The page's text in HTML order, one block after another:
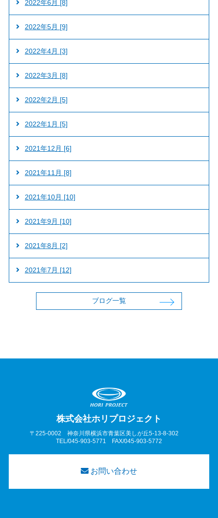
2022年6月 [8]
2022年5月 [9]
2022年4月 [3]
2022年3月 [8]
2022年2月 [5]
2022年1月 [5]
2021年12月 [6]
2021年11月 [8]
2021年10月 [10]
2021年9月 [10]
2021年8月 [2]
2021年7月 [12]
ブログ一覧
株式会社ホリプロジェクト
〒225-0002 神奈川県横浜市青葉区美しが丘5-13-8-302
TEL/045-903-5771 FAX/045-903-5772
お問い合わせ